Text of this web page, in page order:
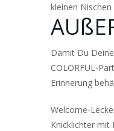
kleinen
Damit Du
COLORFUL-
Erinnerung
Welcome-
Knicklichter mit